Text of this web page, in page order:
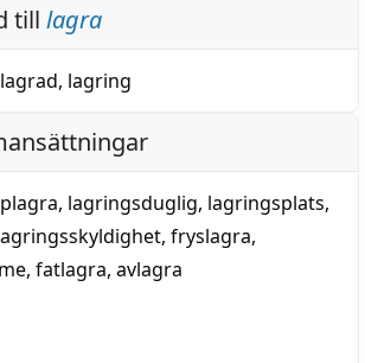
till lagra
lagrad, lagring
, lagringsduglig, lagringsplats,
, fryslagra,
, fatlagra, avlagra